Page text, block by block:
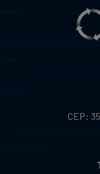
CEP: